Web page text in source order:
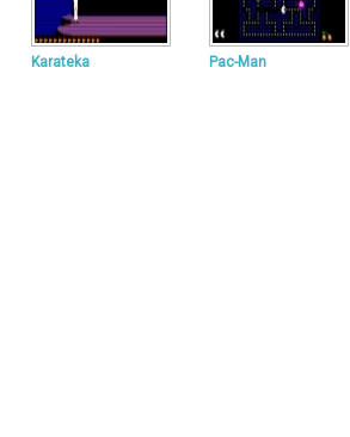
Karateka Pac-Man